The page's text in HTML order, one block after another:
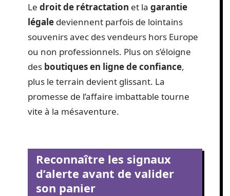
Le droit de rétractation et la garantie
légale deviennent parfois de lointains
souvenirs avec des vendeurs hors Europe
ou non professionnels. Plus on s’éloigne
des boutiques en ligne de confiance,
plus le terrain devient glissant. La
promesse de l’affaire imbattable tourne
vite à la mésaventure.
Reconnaître les signaux
d’alerte avant de valider
son panier